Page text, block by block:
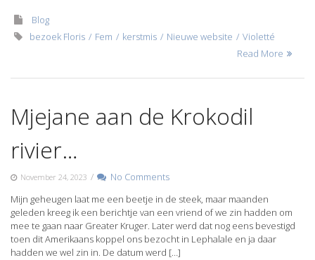
Blog
bezoek Floris
Fem kerstmis Nieuwe website
Violetté
Read More
Mjejane aan de Krokodil
rivier…
November 24, 2023 /
No Comments
Mijn geheugen laat me een beetje in de steek, maar maanden
geleden kreeg ik een berichtje van een vriend of we zin hadden om
mee te gaan naar Greater Kruger. Later werd dat nog eens bevestigd
toen dit Amerikaans koppel ons bezocht in Lephalale en ja daar
hadden we wel zin in. De datum werd […]